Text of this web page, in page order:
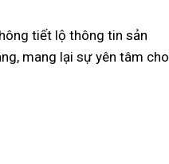
tiết lộ thông tin sản
mang lại sự yên tâm cho